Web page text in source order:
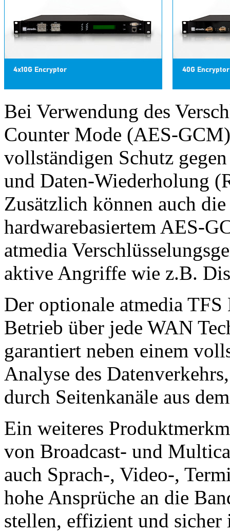
Bei Verwendung des
Counter Mode (AES-
vollständigen Schutz
und Daten-Wiederholung
Zusätzlich können auch
hardwarebasiertem AES-
atmedia
aktive Angriffe wie z.B.
Der optionale atmedia
Betrieb über jede WAN
garantiert neben einem
Analyse des
durch Seitenkanäle aus
Ein weiteres
von Broadcast- und
auch Sprach-, Video-,
hohe Ansprüche an die
stellen, effizient und